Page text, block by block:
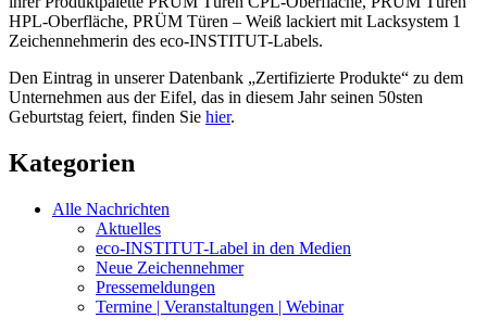
HPL-Oberfläche, PRÜM Türen – Weiß lackiert mit Lacksystem 1
Zeichennehmerin des eco-INSTITUT-Labels.
Den Eintrag in unserer Datenbank „Zertifizierte Produkte“ zu dem
Unternehmen aus der Eifel, das in diesem Jahr seinen 50sten
Geburtstag feiert, finden Sie hier.
Kategorien
Alle Nachrichten
Aktuelles
eco-INSTITUT-Label in den Medien
Neue Zeichennehmer
Pressemeldungen
Termine | Veranstaltungen | Webinar